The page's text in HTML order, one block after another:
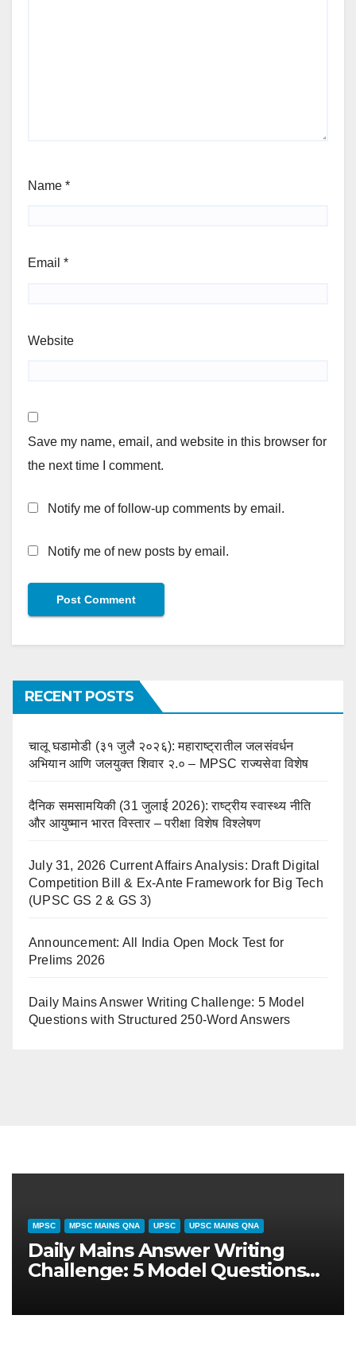
Name *
Email *
Website
Save my name, email, and website in this browser for
the next time I comment.
Notify me of follow-up comments by email.
Notify me of new posts by email.
RECENT POSTS
चालू घडामोडी (३१ जुलै २०२६): महाराष्ट्रातील जलसंवर्धन
अभियान आणि जलयुक्त शिवार २.० – MPSC राज्यसेवा विशेष
दैनिक समसामयिकी (31 जुलाई 2026): राष्ट्रीय स्वास्थ्य नीति
और आयुष्मान भारत विस्तार – परीक्षा विशेष विश्लेषण
July 31, 2026 Current Affairs Analysis: Draft Digital
Competition Bill & Ex-Ante Framework for Big Tech
(UPSC GS 2 & GS 3)
Announcement: All India Open Mock Test for
Prelims 2026
Daily Mains Answer Writing Challenge: 5 Model
Questions with Structured 250-Word Answers
MPSC UPSC
(31 जुलाई 2026): राष्ट्रीय
और आयुष्मान भारत विस्तार – परीक्षा
July 31,